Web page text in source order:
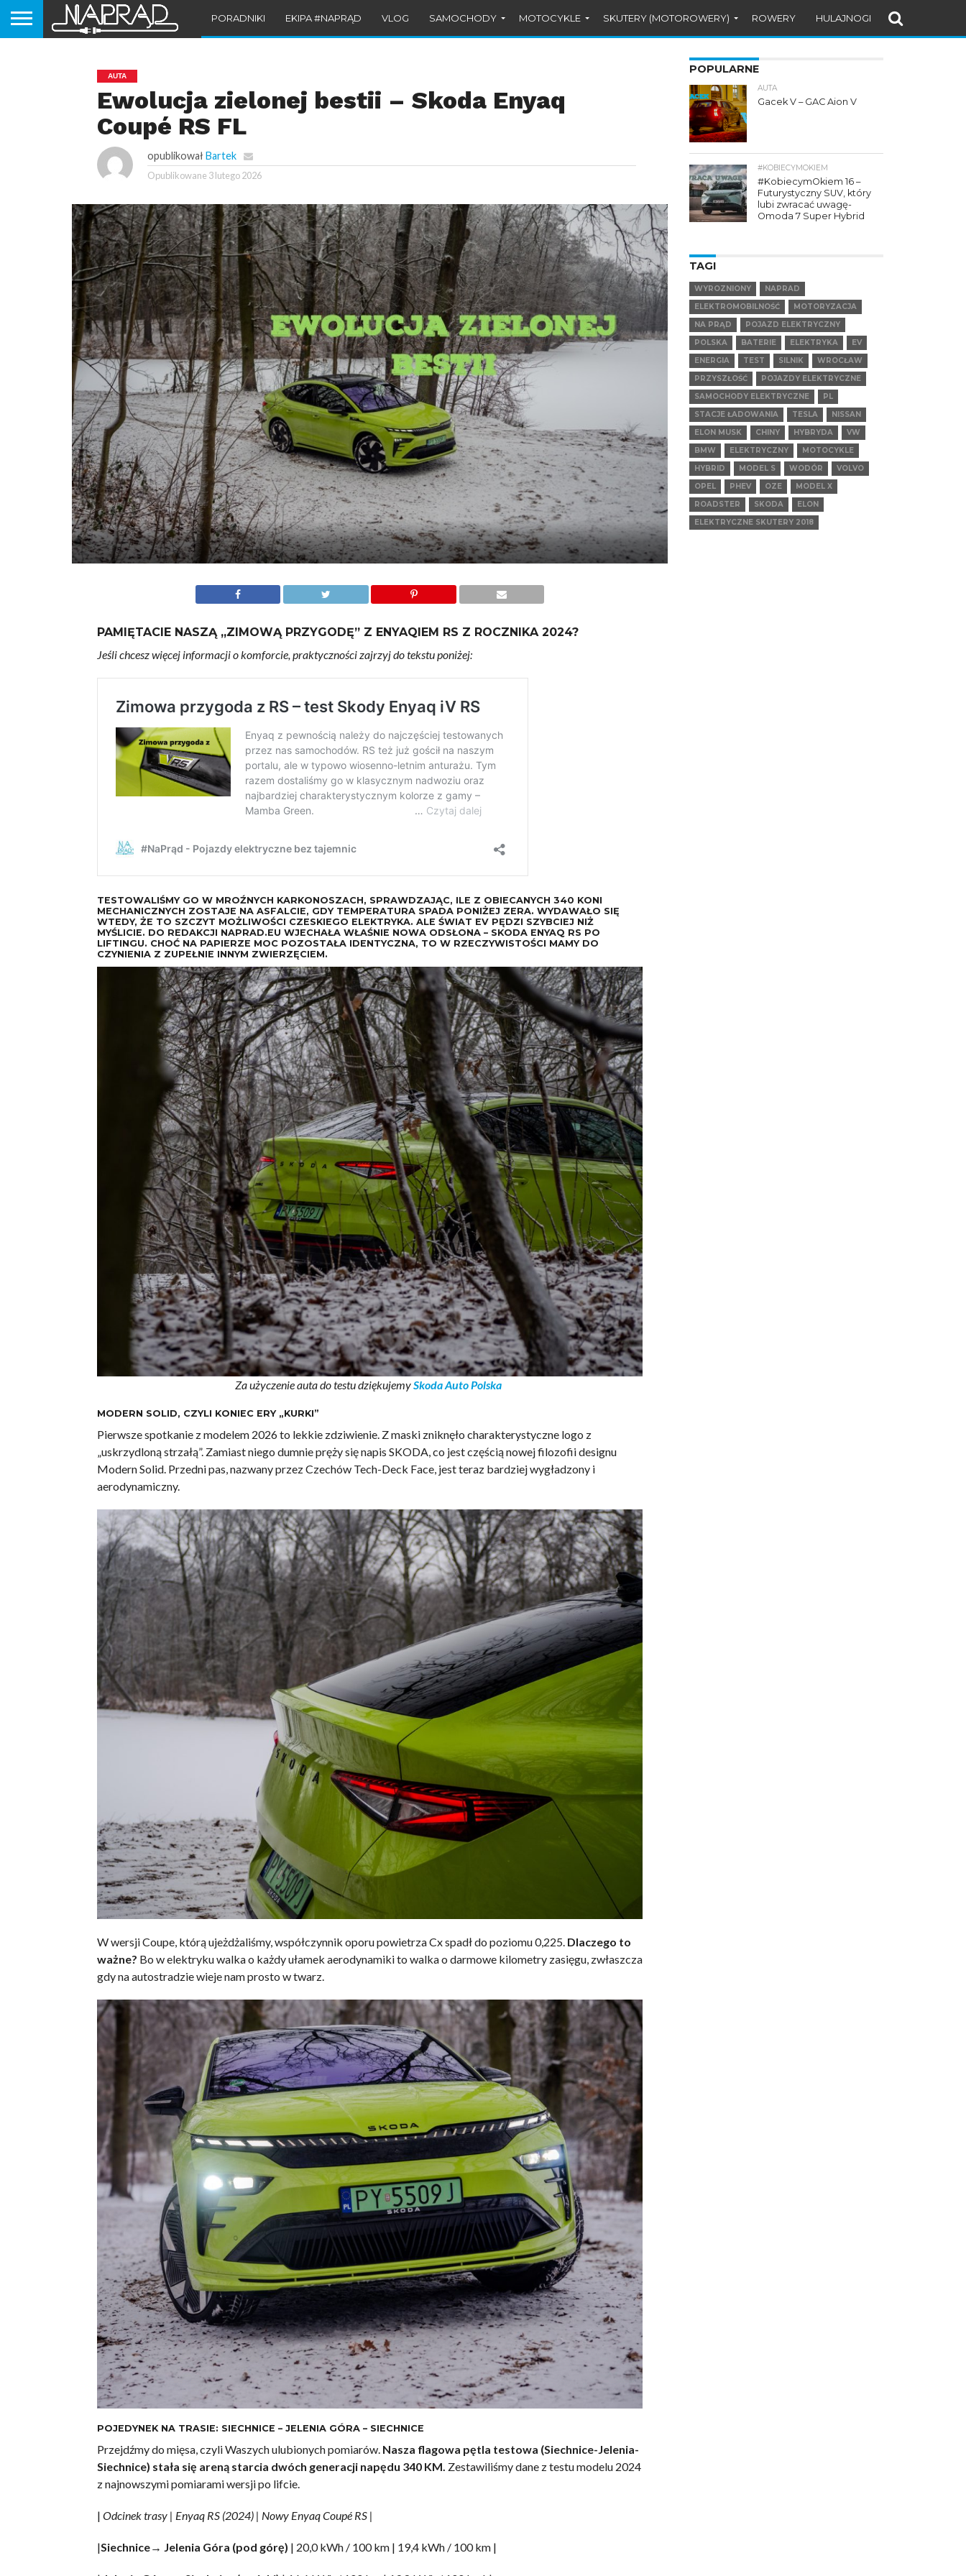
PORADNIKI EKIPA #NAPRĄD VLOG SAMOCHODY MOTOCYKLE SKUTERY (MOTOROWERY) ROWERY HULAJNOGI
AUTA
Ewolucja zielonej bestii – Skoda Enyaq
Coupé RS FL
opublikowałBartek
Opublikowane 3 lutego 2026
PAMIĘTACIE NASZĄ „ZIMOWĄ PRZYGODĘ” Z ENYAQIEM RS Z ROCZNIKA 2024?
Jeśli chcesz więcej informacji o komforcie,praktyczności zajrzyj do tekstu poniżej:
TESTOWALIŚMY GO W MROŹNYCH KARKONOSZACH, SPRAWDZAJĄC, ILE Z OBIECANYCH 340 KONI
MECHANICZNYCH ZOSTAJE NA ASFALCIE, GDY TEMPERATURA SPADA PONIŻEJ ZERA. WYDAWAŁO SIĘ
WTEDY, ŻE TO SZCZYT MOŻLIWOŚCI CZESKIEGO ELEKTRYKA. ALE ŚWIAT EV PĘDZI SZYBCIEJ NIŻ
MYŚLICIE. DO REDAKCJI NAPRAD.EU WJECHAŁA WŁAŚNIE NOWA ODSŁONA – SKODA ENYAQ RS PO
LIFTINGU. CHOĆ NA PAPIERZE MOC POZOSTAŁA IDENTYCZNA, TO W RZECZYWISTOŚCI MAMY DO
CZYNIENIA Z ZUPEŁNIE INNYM ZWIERZĘCIEM.
Za użyczenie auta do testu dziękujemySkoda Auto Polska
MODERN SOLID, CZYLI KONIEC ERY „KURKI”
Pierwsze spotkanie z modelem 2026 to lekkie zdziwienie. Z maski zniknęło charakterystyczne logo z
„uskrzydloną strzałą”. Zamiast niego dumnie pręży się napis SKODA, co jest częścią nowej filozofii designu
Modern Solid. Przedni pas, nazwany przez Czechów Tech-Deck Face, jest teraz bardziej wygładzony i
aerodynamiczny.
W wersji Coupe, którą ujeżdżaliśmy, współczynnik oporu powietrza Cx spadł do poziomu 0,225. Dlaczego to
ważne? Bo w elektryku walka o każdy ułamek aerodynamiki to walka o darmowe kilometry zasięgu, zwłaszcza
gdy na autostradzie wieje nam prosto w twarz.
POJEDYNEK NA TRASIE: SIECHNICE – JELENIA GÓRA – SIECHNICE
Przejdźmy do mięsa, czyli Waszych ulubionych pomiarów. Nasza flagowa pętla testowa (Siechnice-Jelenia-
Siechnice) stała się areną starcia dwóch generacji napędu 340 KM. Zestawiliśmy dane z testu modelu 2024
z najnowszymi pomiarami wersji po lifcie.
| Odcinek trasy | Enyaq RS (2024) | Nowy Enyaq Coupé RS |
|Siechnice→ Jelenia Góra (pod górę) | 20,0 kWh / 100 km | 19,4 kWh / 100 km |
POPULARNE
AUTA
Gacek V – GAC Aion V
#KOBIECYMOKIEM
#KobiecymOkiem 16 –
Futurystyczny SUV, który
lubi zwracać uwagę-
Omoda 7 Super Hybrid
TAGI
WYROZNIONY
NAPRAD
ELEKTROMOBILNOŚĆ
MOTORYZACJA
NA PRĄD
POJAZD ELEKTRYCZNY
POLSKA
BATERIE ELEKTRYKA
EV
ENERGIA
TEST SILNIK
WROCŁAW
PRZYSZŁOŚĆ
POJAZDY ELEKTRYCZNE
SAMOCHODY ELEKTRYCZNE
PL
STACJE ŁADOWANIA
TESLA
NISSAN
ELON MUSK
CHINY HYBRYDA
VW
BMW
ELEKTRYCZNY
MOTOCYKLE
HYBRID
MODEL S WODÓR
VOLVO
OPEL
PHEV OZE
MODEL X
ROADSTER
SKODA
ELON
ELEKTRYCZNE SKUTERY 2018